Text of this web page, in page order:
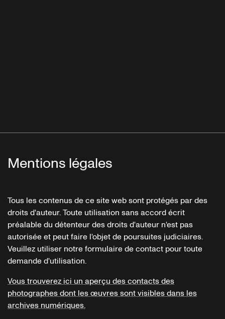
Mentions légales
Tous les contenus de ce site web sont protégés par des
droits d'auteur. Toute utilisation sans accord écrit
préalable du détenteur des droits d'auteur n'est pas
autorisée et peut faire l'objet de poursuites judiciaires.
Veuillez utiliser notre formulaire de contact pour toute
demande d'utilisation.
Vous trouverez ici un aperçu des contacts des
photographes dont les œuvres sont visibles dans les
archives numériques.